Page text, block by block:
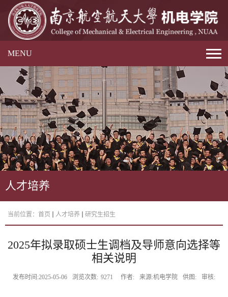
MENU
人才培养
当前位置： 首页 人才培养 研究生招生
2025年拟录取硕士生调档及导师意向选择等
相关说明
发布时间:2025-05-06 浏览次数: 9271 作者: 来源:机电学院 供图: 审核: